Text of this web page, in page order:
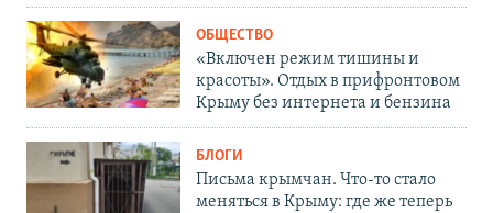
ОБЩЕСТВО
«Включен режим тишины и
красоты». Отдых в прифронтовом
Крыму без интернета и бензина
БЛОГИ
Письма крымчан. Что-то стало
меняться в Крыму: где же теперь